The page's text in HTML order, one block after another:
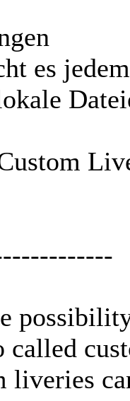
es
called
liveries